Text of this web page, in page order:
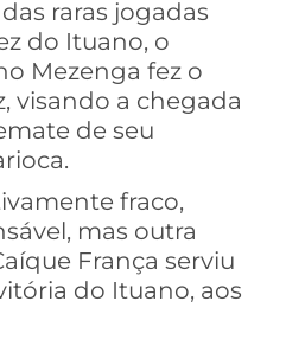
raras jogadas
do Ituano, o
Mezenga fez o
visando a chegada
de seu
fraco,
mas outra
França serviu
do Ituano, aos